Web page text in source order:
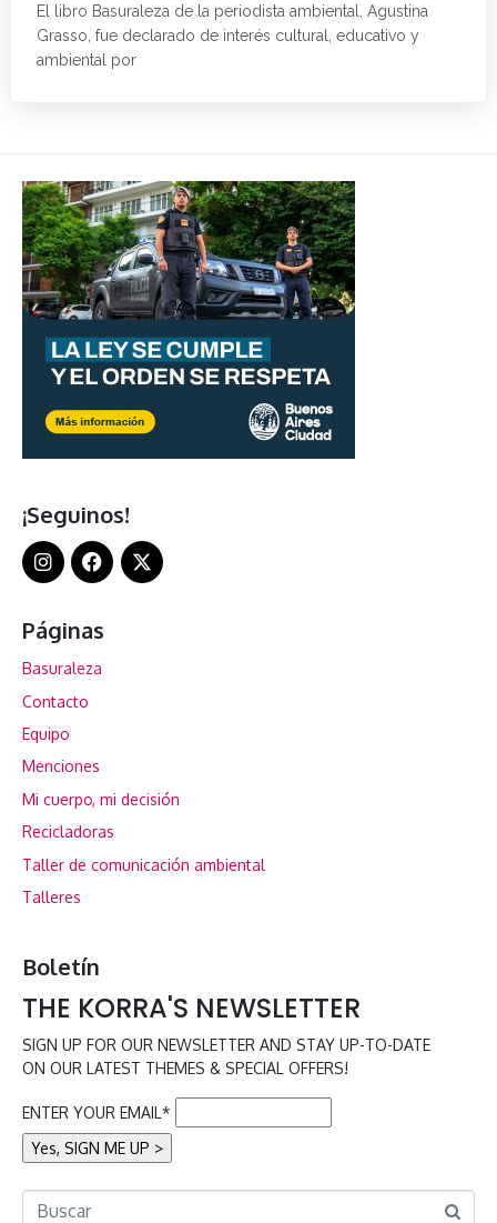
El libro Basuraleza de la periodista ambiental, Agustina
Grasso, fue declarado de interés cultural, educativo y
ambiental por
¡Seguinos!
Páginas
Basuraleza
Contacto
Equipo
Menciones
Mi cuerpo, mi decisión
Recicladoras
Taller de comunicación ambiental
Talleres
Boletín
THE KORRA'S NEWSLETTER
SIGN UP FOR OUR NEWSLETTER AND STAY UP-TO-DATE
ON OUR LATEST THEMES & SPECIAL OFFERS!
ENTER YOUR EMAIL*